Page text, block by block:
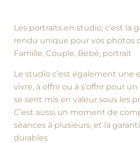
Les portraits en studio, c’est la
rendu unique pour vos photos
Famille, Couple, Bébé, portrait
Le studio c’est également une
vivre, à offrir ou à s’offrir pour
se sent mis en valeur sous les
C’est aussi un moment de
séances à plusieurs, et la
durables